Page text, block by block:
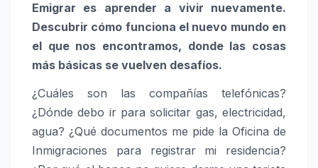
Emigrar es aprender a vivir nuevamente.
Descubrir cómo funciona el nuevo mundo en
el que nos encontramos, donde las cosas
más básicas se vuelven desafíos.
¿Cuáles son las compañías telefónicas?
¿Dónde debo ir para solicitar gas, electricidad,
agua? ¿Qué documentos me pide la Oficina de
Inmigraciones para registrar mi residencia?